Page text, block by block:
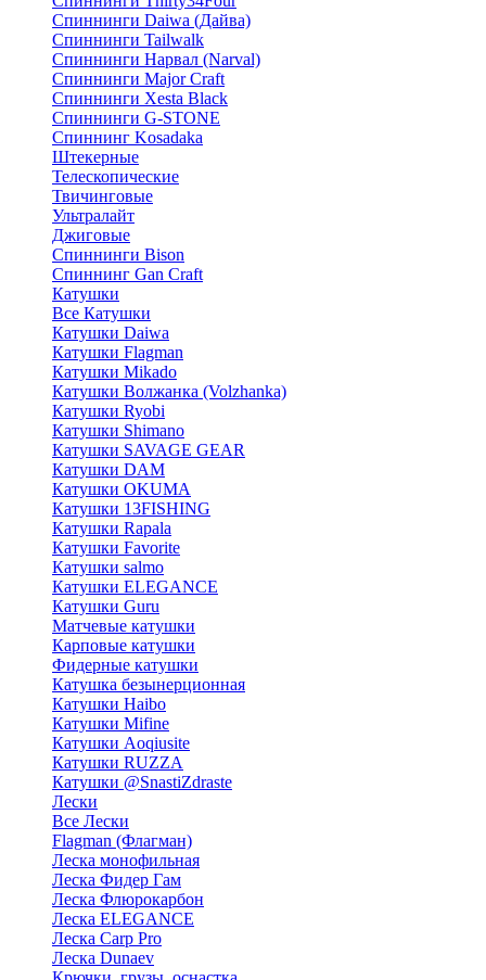
Спиннинги Daiwa (Дайва)
Спиннинги Tailwalk
Спиннинги Нарвал (Narval)
Спиннинги Major Craft
Спиннинги Xesta Black
Спиннинги G-STONE
Спиннинг Kosadaka
Штекерные
Телескопические
Твичинговые
Ультралайт
Джиговые
Спиннинги Bison
Спиннинг Gan Craft
Катушки
Все Катушки
Катушки Daiwa
Катушки Flagman
Катушки Mikado
Катушки Волжанка (Volzhanka)
Катушки Ryobi
Катушки Shimano
Катушки SAVAGE GEAR
Катушки DAM
Катушки OKUMA
Катушки 13FISHING
Катушки Rapala
Катушки Favorite
Катушки salmo
Катушки ELEGANCE
Катушки Guru
Матчевые катушки
Карповые катушки
Фидерные катушки
Катушка безынерционная
Катушки Haibo
Катушки Mifine
Катушки Aoqiusite
Катушки RUZZA
Катушки @SnastiZdraste
Лески
Все Лески
Flagman (Флагман)
Леска монофильная
Леска Фидер Гам
Леска Флюрокарбон
Леска ELEGANCE
Леска Carp Pro
Леска Dunaev